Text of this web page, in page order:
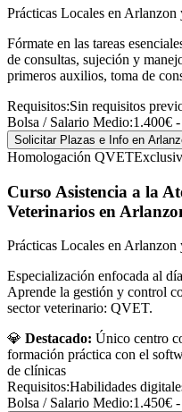
Prácticas Locales en
Fórmate en las tareas
de consultas, sujeción y
primeros auxilios, toma de
Requisitos:Sin requisitos
Bolsa / Salario Medio:1.400€
Solicitar Plazas e Info en
Homologación QVET
Curso Asistencia a la
Veterinarios en
Prácticas Locales en
Especialización enfocada al
Aprende la gestión y control
sector veterinario: QVET.
💎 Destacado: Único centro
formación práctica con el
de clínicas
Requisitos:Habilidades
Bolsa / Salario Medio:1.450€